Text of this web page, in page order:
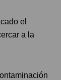
el
a la